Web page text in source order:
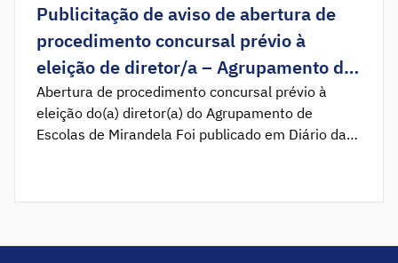
Publicitação de aviso de abertura de
procedimento concursal prévio à
eleição de diretor/a – Agrupamento de
Escolas de Mirandela
Abertura de procedimento concursal prévio à
eleição do(a) diretor(a) do Agrupamento de
Escolas de Mirandela Foi publicado em Diário da
prévio à eleição do(a) diretor(a) do Agrupamento